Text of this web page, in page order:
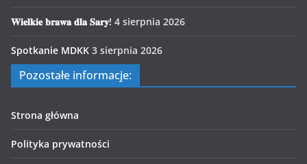
𝐖𝐢𝐞𝐥𝐤𝐢𝐞 𝐛𝐫𝐚𝐰𝐚 𝐝𝐥𝐚 𝐒𝐚𝐫𝐲! 4 sierpnia 2026
Spotkanie MDKK 3 sierpnia 2026
Pozostałe informacje:
Strona główna
Polityka prywatności